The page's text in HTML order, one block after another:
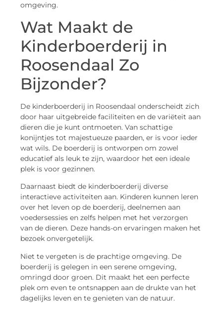
omgeving.
Wat Maakt de
Kinderboerderij in
Roosendaal Zo
Bijzonder?
De kinderboerderij in Roosendaal onderscheidt zich
door haar uitgebreide faciliteiten en de variëteit aan
dieren die je kunt ontmoeten. Van schattige
konijntjes tot majestueuze paarden, er is voor ieder
wat wils. De boerderij is ontworpen om zowel
educatief als leuk te zijn, waardoor het een ideale
plek is voor gezinnen.
Daarnaast biedt de kinderboerderij diverse
interactieve activiteiten aan. Kinderen kunnen leren
over het leven op de boerderij, deelnemen aan
voedersessies en zelfs helpen met het verzorgen
van de dieren. Deze hands-on ervaringen maken het
bezoek onvergetelijk.
Niet te vergeten is de prachtige omgeving. De
boerderij is gelegen in een serene omgeving,
omringd door groen. Dit maakt het een perfecte
plek om even te ontsnappen aan de drukte van het
dagelijks leven en te genieten van de natuur.